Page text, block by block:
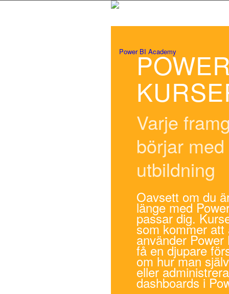
Varje
börjar
utbildning
Oavsett om du
länge med
passar dig.
som kommer
använder
få en djupare
om hur man
eller
dashboards i